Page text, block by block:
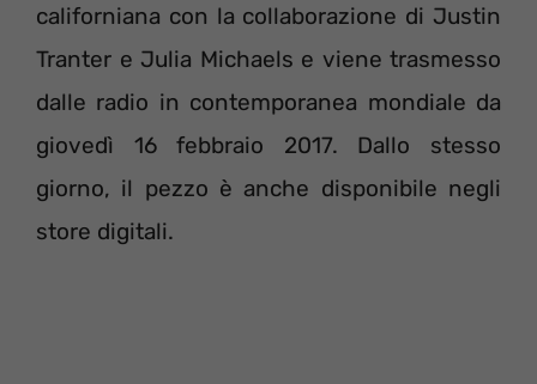
californiana con la collaborazione di Justin
Tranter e Julia Michaels e viene trasmesso
dalle radio in contemporanea mondiale da
giovedì 16 febbraio 2017. Dallo stesso
giorno, il pezzo è anche disponibile negli
store digitali.